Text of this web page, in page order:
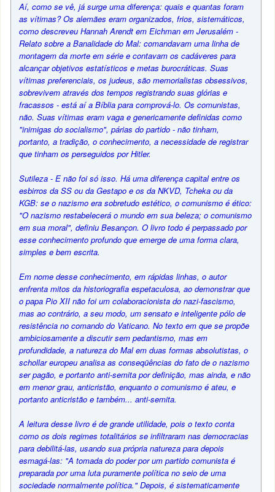
Aí, como se vê, já surge uma diferença: quais e quantas foram
as vítimas? Os alemães eram organizados, frios, sistemáticos,
como descreveu Hannah Arendt em Eichman em Jerusalém -
Relato sobre a Banalidade do Mal: comandavam uma linha de
montagem da morte em série e contavam os cadáveres para
alcançar objetivos estatísticos e metas burocráticas. Suas
vítimas preferenciais, os judeus, são memorialistas obsessivos,
sobrevivem através dos tempos registrando suas glórias e
fracassos - está aí a Bíblia para comprová-lo. Os comunistas,
não. Suas vítimas eram vaga e genericamente definidas como
"inimigas do socialismo", párias do partido - não tinham,
portanto, a tradição, o conhecimento, a necessidade de registrar
que tinham os perseguidos por Hitler.
Sutileza - E não foi só isso. Há uma diferença capital entre os
esbirros da SS ou da Gestapo e os da NKVD, Tcheka ou da
KGB: se o nazismo era sobretudo estético, o comunismo é ético:
"O nazismo restabelecerá o mundo em sua beleza; o comunismo
em sua moral", definiu Besançon. O livro todo é perpassado por
esse conhecimento profundo que emerge de uma forma clara,
simples e bem escrita.
Em nome desse conhecimento, em rápidas linhas, o autor
enfrenta mitos da historiografia espetaculosa, ao demonstrar que
o papa Pio XII não foi um colaboracionista do nazi-fascismo,
mas ao contrário, a seu modo, um sensato e inteligente pólo de
resistência no comando do Vaticano. No texto em que se propõe
ambiciosamente a discutir sem pedantismo, mas em
profundidade, a natureza do Mal em duas formas absolutistas, o
schollar europeu analisa as conseqüências do fato de o nazismo
ser pagão, e portanto anti-semita por definição, mas ainda, e não
em menor grau, anticristão, enquanto o comunismo é ateu, e
portanto anticristão e também... anti-semita.
A leitura desse livro é de grande utilidade, pois o texto conta
como os dois regimes totalitários se infiltraram nas democracias
para debilitá-las, usando sua própria natureza para depois
esmagá-las: "A tomada do poder por um partido comunista é
preparada por uma luta puramente política no seio de uma
sociedade normalmente política." Depois, é sistematicamente